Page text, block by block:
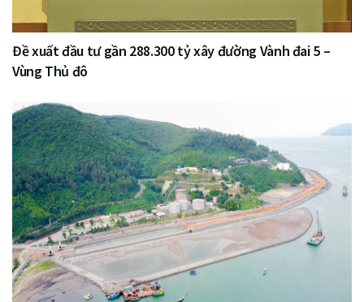
Đề xuất đầu tư gần 288.300 tỷ xây đường Vành đai 5 –
Vùng Thủ đô